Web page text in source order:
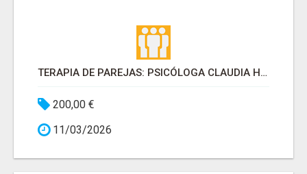
TERAPIA DE PAREJAS: PSICÓLOGA CLAUDIA HERNÁNDEZ
200,00 €
11/03/2026